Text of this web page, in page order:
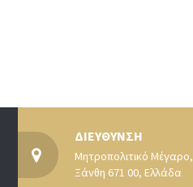
ΔΙΕΥΘΥΝΣΗ
Μητροπολιτικό Μέγαρο,
Ξάνθη 671 00, Ελλάδα